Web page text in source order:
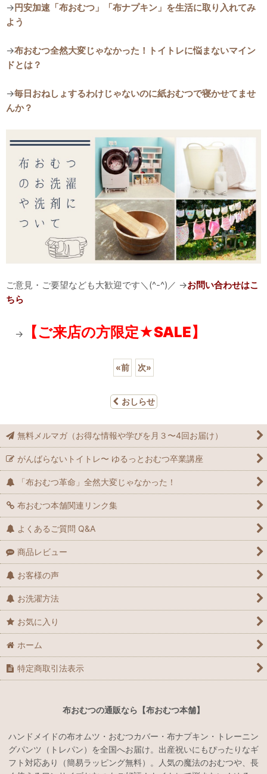
→ 円安加速「布おむつ」「布ナプキン」を生活に取り入れてみ
よう
→布おむつ全然大変じゃなかった！トイトレに悩まないマイン
ドとは？
→毎日おねしょするわけじゃないのに紙おむつで寝かせてませ
んか？
ご意見・ご要望なども大歓迎です＼(^-^)／ →お問い合わせはこ
ちら
→ 【ご来店の方限定★SALE】
«前 次»
おしらせ
無料メルマガ（お得な情報や学びを月３〜4回お届け）
がんばらないトイトレ〜 ゆるっとおむつ卒業講座
「布おむつ革命」全然大変じゃなかった！
布おむつ本舗関連リンク集
よくあるご質問 Q&A
商品レビュー
お客様の声
お洗濯方法
お気に入り
ホーム
特定商取引法表示
布おむつの通販なら【布おむつ本舗】
ハンドメイドの布オムツ・おむつカバー・布ナプキン・トレーニン
グパンツ（トレパン）を全国へお届け。出産祝いにもぴったりなギ
フト対応あり（簡易ラッピング無料）。人気の魔法のおむつや、長